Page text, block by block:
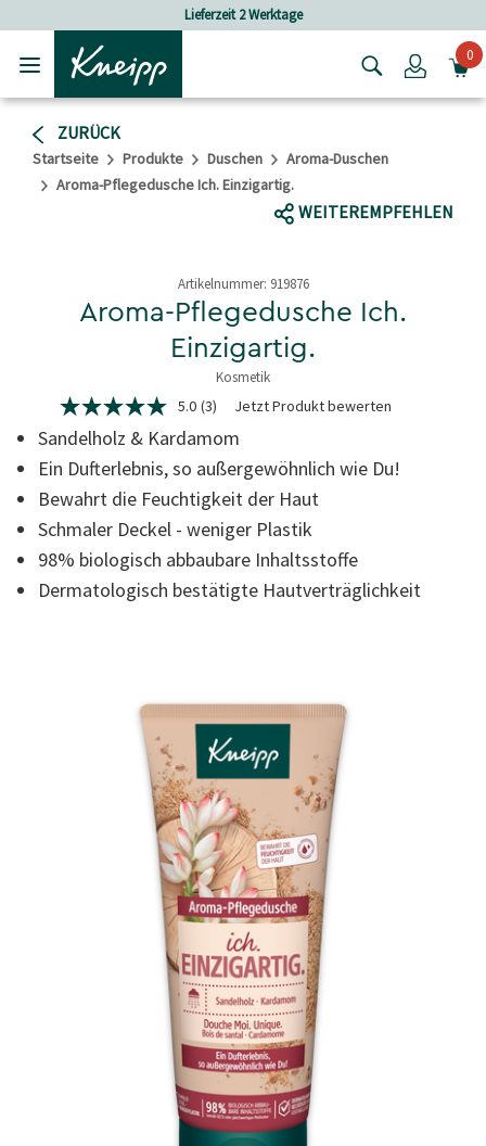
Lieferzeit 2 Werktage
Login0
ZURÜCK
Startseite Produkte Duschen
Aroma-Duschen
Aroma-Pflegedusche Ich. Einzigartig.
WEITEREMPFEHLEN
Artikelnummer: 919876
Aroma-Pflegedusche Ich.
Einzigartig.
Kosmetik
4,9 von 5 Sternen
5.0
von
5
Sternen,
Durchschnittswert
der
Bewertung.
Read
3
Reviews.
Link
5.0 (3) Jetzt Produkt bewerten
Sandelholz & Kardamom
Ein Dufterlebnis, so außergewöhnlich wie Du!
Bewahrt die Feuchtigkeit der Haut
Schmaler Deckel - weniger Plastik
98% biologisch abbaubare Inhaltsstoffe
Dermatologisch bestätigte Hautverträglichkeit